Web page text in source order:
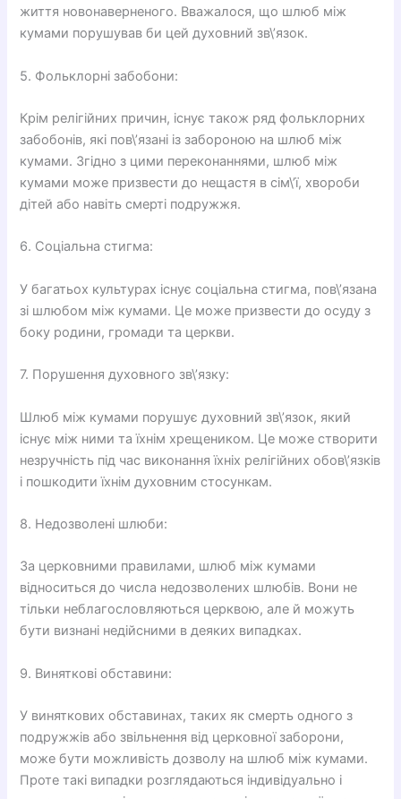
життя новонаверненого. Вважалося, що шлюб між
кумами порушував би цей духовний зв\’язок.
5. Фольклорні забобони:
Крім релігійних причин, існує також ряд фольклорних
забобонів, які пов\’язані із забороною на шлюб між
кумами. Згідно з цими переконаннями, шлюб між
кумами може призвести до нещастя в сім\’ї, хвороби
дітей або навіть смерті подружжя.
6. Соціальна стигма:
У багатьох культурах існує соціальна стигма, пов\’язана
зі шлюбом між кумами. Це може призвести до осуду з
боку родини, громади та церкви.
7. Порушення духовного зв\’язку:
Шлюб між кумами порушує духовний зв\’язок, який
існує між ними та їхнім хрещеником. Це може створити
незручність під час виконання їхніх релігійних обов\’язків
і пошкодити їхнім духовним стосункам.
8. Недозволені шлюби:
За церковними правилами, шлюб між кумами
відноситься до числа недозволених шлюбів. Вони не
тільки неблагословляються церквою, але й можуть
бути визнані недійсними в деяких випадках.
9. Виняткові обставини:
У виняткових обставинах, таких як смерть одного з
подружжів або звільнення від церковної заборони,
може бути можливість дозволу на шлюб між кумами.
Проте такі випадки розглядаються індивідуально і